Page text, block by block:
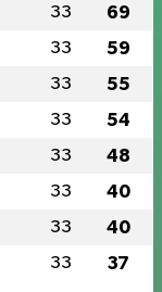
33 69
33 59
33 55
33 54
33 48
33 40
33 40
33 37